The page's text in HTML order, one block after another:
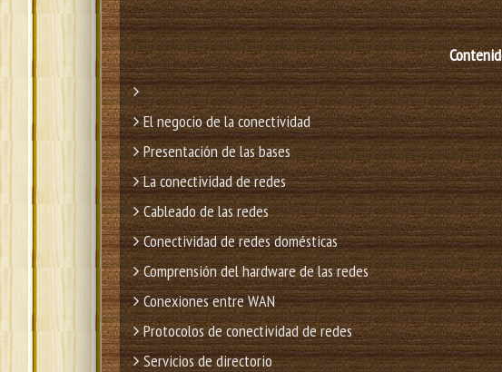
El negocio de la conectividad
Presentación de las bases
La conectividad de redes
Cableado de las redes
Conectividad de redes domésticas
Comprensión del hardware de las redes
Conexiones entre WAN
Protocolos de conectividad de redes
Servicios de directorio